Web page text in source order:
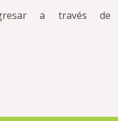
a través de